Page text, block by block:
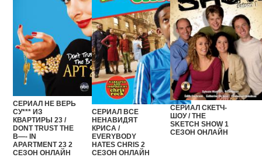
СЕРИАЛ НЕ ВЕРЬ
СУ*** ИЗ
КВАРТИРЫ 23 /
DONT TRUST THE
B—- IN
APARTMENT 23 2
СЕЗОН ОНЛАЙН
СЕРИАЛ ВСЕ
НЕНАВИДЯТ
КРИСА /
EVERYBODY
HATES CHRIS 2
СЕЗОН ОНЛАЙН
СЕРИАЛ СКЕТЧ-
ШОУ / THE
SKETCH SHOW 1
СЕЗОН ОНЛАЙН